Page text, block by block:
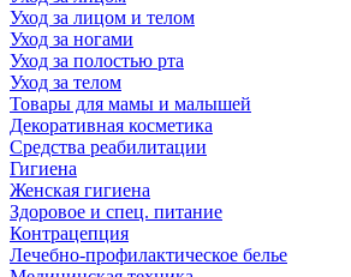
Уход за лицом и телом
Уход за ногами
Уход за полостью рта
Уход за телом
Товары для мамы и малышей
Декоративная косметика
Средства реабилитации
Гигиена
Женская гигиена
Здоровое и спец. питание
Контрацепция
Лечебно-профилактическое белье